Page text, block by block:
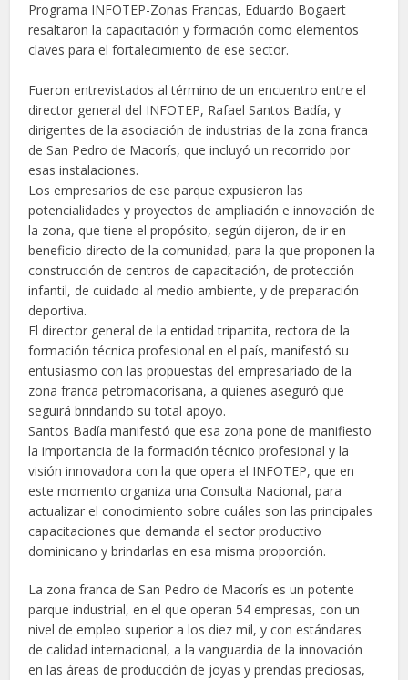
Programa INFOTEP-Zonas Francas, Eduardo Bogaert
resaltaron la capacitación y formación como elementos
claves para el fortalecimiento de ese sector.
Fueron entrevistados al término de un encuentro entre el
director general del INFOTEP, Rafael Santos Badía, y
dirigentes de la asociación de industrias de la zona franca
de San Pedro de Macorís, que incluyó un recorrido por
esas instalaciones.
Los empresarios de ese parque expusieron las
potencialidades y proyectos de ampliación e innovación de
la zona, que tiene el propósito, según dijeron, de ir en
beneficio directo de la comunidad, para la que proponen la
construcción de centros de capacitación, de protección
infantil, de cuidado al medio ambiente, y de preparación
deportiva.
El director general de la entidad tripartita, rectora de la
formación técnica profesional en el país, manifestó su
entusiasmo con las propuestas del empresariado de la
zona franca petromacorisana, a quienes aseguró que
seguirá brindando su total apoyo.
Santos Badía manifestó que esa zona pone de manifiesto
la importancia de la formación técnico profesional y la
visión innovadora con la que opera el INFOTEP, que en
este momento organiza una Consulta Nacional, para
actualizar el conocimiento sobre cuáles son las principales
capacitaciones que demanda el sector productivo
dominicano y brindarlas en esa misma proporción.
La zona franca de San Pedro de Macorís es un potente
parque industrial, en el que operan 54 empresas, con un
nivel de empleo superior a los diez mil, y con estándares
de calidad internacional, a la vanguardia de la innovación
en las áreas de producción de joyas y prendas preciosas,